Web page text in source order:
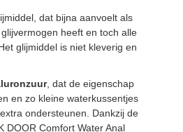
dat bijna aanvoelt als
heeft en toch alle
glijmiddel is niet kleverig en
, dat de eigenschap
en zo kleine waterkussentjes
ondersteunen. Dankzij de
DOOR Comfort Water Anal